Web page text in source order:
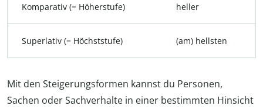
Komparativ (= Höherstufe) heller
Superlativ (= Höchststufe) (am) hellsten
Mit den Steigerungsformen kannst du Personen,
Sachen oder Sachverhalte in einer bestimmten Hinsicht